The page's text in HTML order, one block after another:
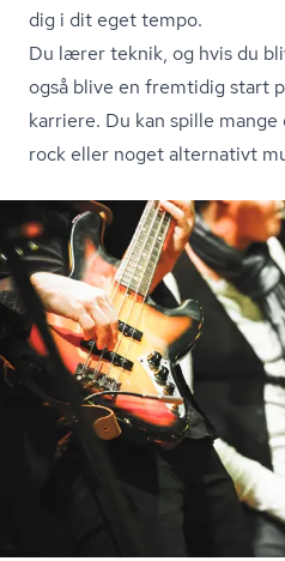
dig i dit eget tempo.
Du lærer teknik, og hvis du
også blive en fremtidig start
karriere. Du kan spille
rock eller noget alternativt